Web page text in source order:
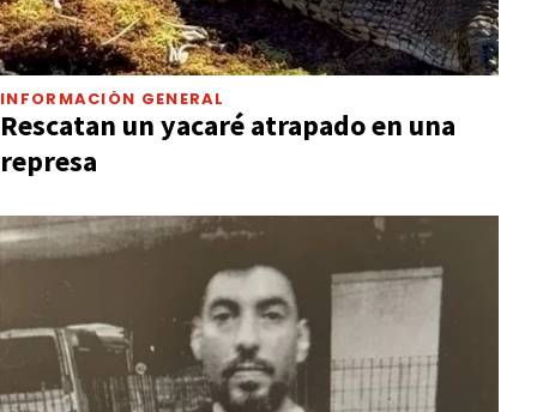
INFORMACIÓN GENERAL
Rescatan un yacaré atrapado en una
represa